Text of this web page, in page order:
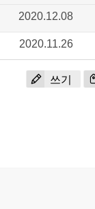
2020.12.08
2020.11.26
쓰기